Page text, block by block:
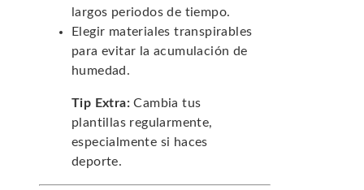
largos periodos de tiempo.
Elegir materiales transpirables
para evitar la acumulación de
humedad.
Tip Extra: Cambia tus
plantillas regularmente,
especialmente si haces
deporte.